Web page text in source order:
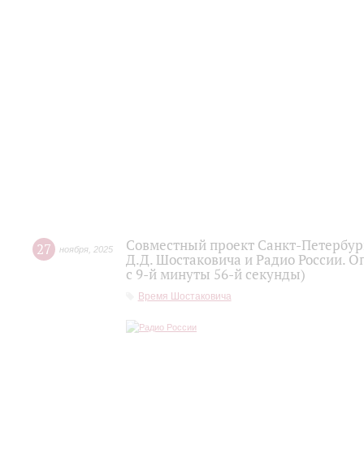
27 ноября 2025
Совместный проект Санкт-
Д.Д. Шостаковича и Радио России.
с 9-й минуты 56-й секунды)
Время Шостаковича